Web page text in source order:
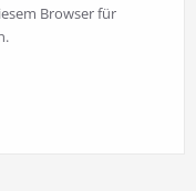
Browser für